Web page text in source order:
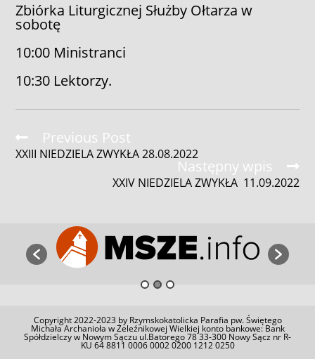
Zbiórka Liturgicznej Służby Ołtarza w
sobotę
10:00 Ministranci
10:30 Lektorzy.
Read
more
articles
Previous Post
XXIII NIEDZIELA ZWYKŁA 28.08.2022
Następny wpis
XXIV NIEDZIELA ZWYKŁA 11.09.2022
Copyright 2022-2023 by Rzymskokatolicka Parafia pw. Świętego
Michała Archanioła w Żeleźnikowej Wielkiej konto bankowe: Bank
Spółdzielczy w Nowym Sączu ul.Batorego 78 33-300 Nowy Sącz nr R-
KU 64 8811 0006 0002 0200 1212 0250